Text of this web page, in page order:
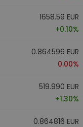
1658.59 EUR
+0.10%
0.864596 EUR
0.00%
519.990 EUR
+1.30%
0.864816 EUR